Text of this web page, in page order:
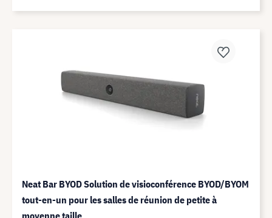
Neat Bar BYOD Solution de visioconférence BYOD/BYOM
tout-en-un pour les salles de réunion de petite à
moyenne taille